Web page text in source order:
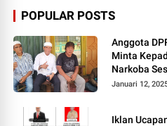
POPULAR POSTS
Anggota
Minta Kepada Aparat Berantas
Narkoba
Januari 12,
Iklan